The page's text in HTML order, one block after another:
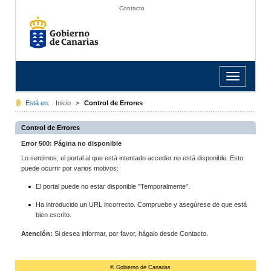
Contacto
Toggle
navigation
Está en: Inicio > Control de Errores
Control de Errores
Error 500: Página no disponible
Lo sentimos, el portal al que está intentado acceder no está disponible. Esto
puede ocurrir por varios motivos:
El portal puede no estar disponible "Temporalmente".
Ha introducido un URL incorrecto. Compruebe y asegúrese de que está
bien escrito.
Atención: Si desea informar, por favor, hágalo desde Contacto.
© Gobierno de Canarias